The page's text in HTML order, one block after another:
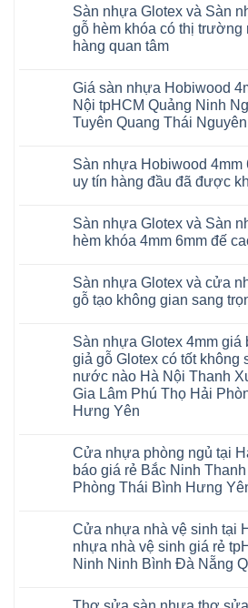
RUM
AI
35
AI
AI
37
AI
dày
12mm
to
tại
Hà
Nội
Xuân
Thanh
Trì
Cầu
Giấy
Tây
Hồ
Yên
TpHCM
Bình
Dương
Huế
Cần
Thơ
Đà
Đức
Hoài
Đức
Ninh
Phòng
Tứ
Kỳ
Đan
Phượng
khóa
4mm
6mm
đế
cao
charm
wood
hobiwood
kosmos
mikado
4mm
6mm
thợ
Sửa
sàn
nhiêu
1m2
tại
Dương
Đà
Nẵng
Khánh
Hải
Phòng
Hưng
Yên
Nghệ
An
Quảng
Thọ
Bắc
Ninh
Tuyên
bình
luận
ở
Sàn
và
Sàn
nhựa
Hobiwood
giả
khóa
4mm
6mm
su
có
hèm
minh
chống
cong
ngót
Gia
Lâm
Thanh
Xuân
Hà
Nội
Từ
Liêm
Đan
Phượng
Bình
Hải
Phòng
Sàn nhựa Glotex và Sàn
gỗ hèm khóa có thị trường
hàng quan tâm
bình
luận
ở
Sàn
và
Sàn
nhựa
giả
gỗ
hèm
thị
trường
rộng
khách
hàng
quan
tâm
Giá sàn nhựa Hobiwood
Nội tpHCM Quảng Ninh
Tuyên Quang Thái Nguyên
bình
luận
ở
nhựa
Hobiwood
4mm
cao
Hà
Quảng
Ninh
Nghệ
An
Bắc
Ninh
Tuyên
Nguyên
Sàn nhựa Hobiwood 4mm
uy tín hàng đầu đã được
bình
luận
ở
Hobiwood
4mm
6mm
hèm
khóa
uy
tín
hàng
đầu
đã
định
tại
Việt
Nam
Sàn nhựa Glotex và Sàn
hèm khóa 4mm 6mm đế
bình
luận
ở
Glotex
Sàn
nhựa
Fukione
giả
gỗ
4mm
6mm
đế
cao
su
Sàn nhựa Glotex và cửa
gỗ tạo không gian sang
bình
luận
ở
Sàn
nhựa
Glotex
và
composite
giả
vân
gỗ
tạo
sang
trọng
Sàn nhựa Glotex 4mm giá
giả gỗ Glotex có tốt không
nước nào Hà Nội Thanh
Gia Lâm Phú Thọ Hải
Hưng Yên
bình
luận
ở
Sàn
4mm
giá
bao
nhiêu
Sàn
Cửa nhựa phòng ngủ tại
báo giá rẻ Bắc Ninh
Phòng Thái Bình Hưng
bình
luận
ở
Cửa
ngủ
Cửa nhựa nhà vệ sinh tại
nhựa nhà vệ sinh giá rẻ
Ninh Ninh Bình Đà Nẵng